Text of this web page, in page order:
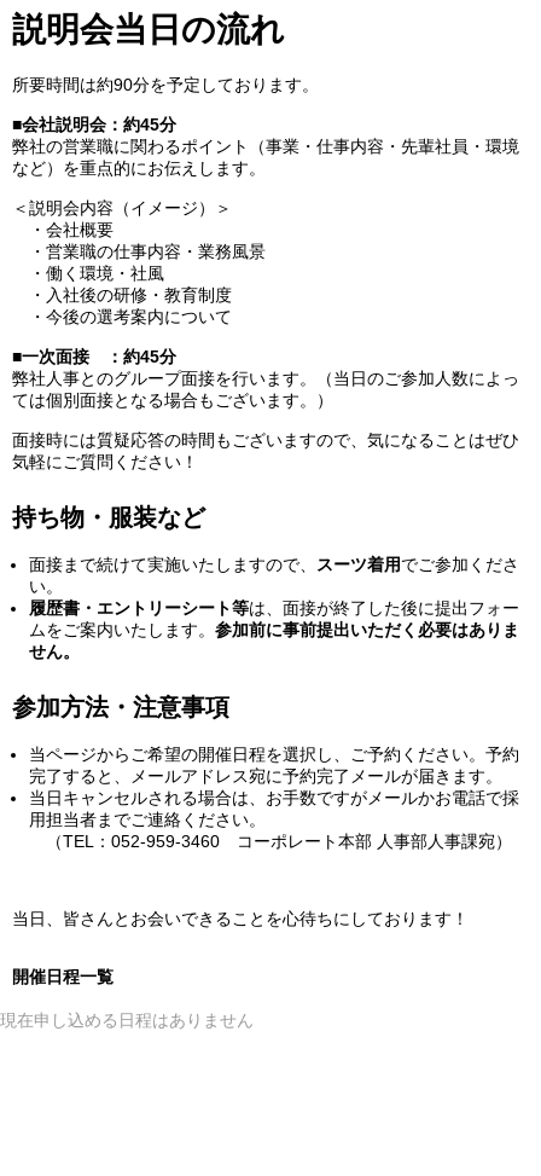
説明会当日の流れ
所要時間は約90分を予定しております。
■会社説明会：約45分
弊社の営業職に関わるポイント（事業・仕事内容・先輩社員・環境
など）を重点的にお伝えします。
＜説明会内容（イメージ）＞
・会社概要
・営業職の仕事内容・業務風景
・働く環境・社風
・入社後の研修・教育制度
・今後の選考案内について
■一次面接 ：約45分
弊社人事とのグループ面接を行います。（当日のご参加人数によっ
ては個別面接となる場合もございます。）
面接時には質疑応答の時間もございますので、気になることはぜひ
気軽にご質問ください！
持ち物・服装など
面接まで続けて実施いたしますので、 スーツ着用でご参加くださ
い。
履歴書・エントリーシート等は、面接が終了した後に提出フォー
ムをご案内いたします。 参加前に事前提出いただく必要はありま
せん。
参加方法・注意事項
当ページからご希望の開催日程を選択し、ご予約ください。予約
完了すると、メールアドレス宛に予約完了メールが届きます。
当日キャンセルされる場合は、お手数ですがメールかお電話で採
用担当者までご連絡ください。
（TEL：052-959-3460 コーポレート本部 人事部人事課宛）
当日、皆さんとお会いできることを心待ちにしております！
開催日程一覧
現在申し込める日程はありません